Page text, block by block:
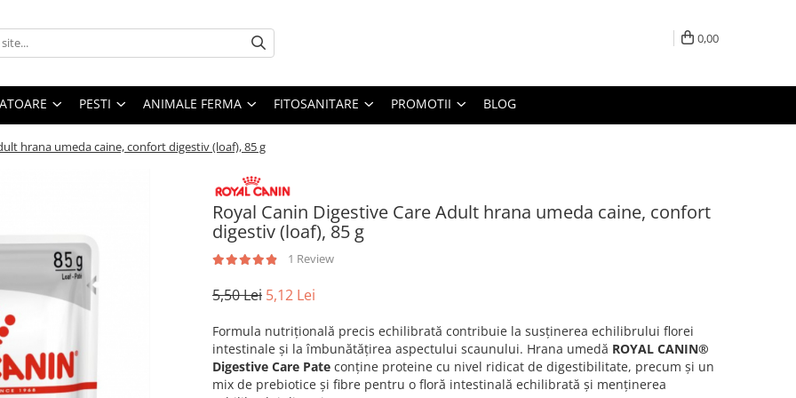
0,00
PESTI ANIMALE FERMA FITOSANITARE PROMOTII BLOG
hrana umeda caine, confort digestiv (loaf), 85 g
Royal Canin Digestive Care Adult hrana umeda caine, confort
digestiv (loaf), 85 g
1 Review
5,50 Lei 5,12 Lei
Formula nutrițională precis echilibrată contribuie la susținerea echilibrului florei
intestinale și la îmbunătățirea aspectului scaunului. Hrana umedă ROYAL CANIN®
Digestive Care Pate conține proteine cu nivel ridicat de digestibilitate, precum și un
mix de prebiotice și fibre pentru o floră intestinală echilibrată și menținerea